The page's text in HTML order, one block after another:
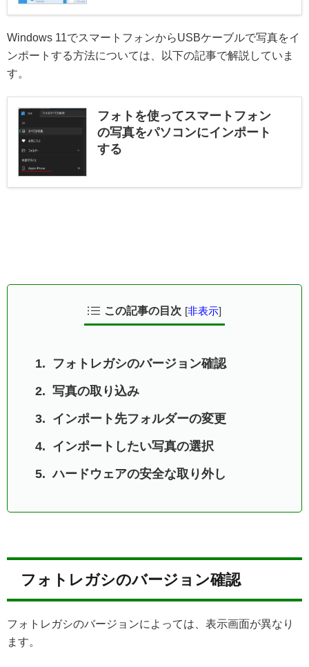
Windows 11でスマートフォンからUSBケーブルで写真をイ
ンポートする方法については、以下の記事で解説していま
す。
フォトを使ってスマートフォン
の写真をパソコンにインポート
する
この記事の目次 [非表示]
フォトレガシのバージョン確認
写真の取り込み
インポート先フォルダーの変更
インポートしたい写真の選択
ハードウェアの安全な取り外し
フォトレガシのバージョン確認
フォトレガシのバージョンによっては、表示画面が異なり
ます。